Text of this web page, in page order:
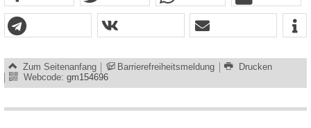
Zum Seitenanfang Barrierefreiheitsmeldung
Drucken
Webcode: gm154696